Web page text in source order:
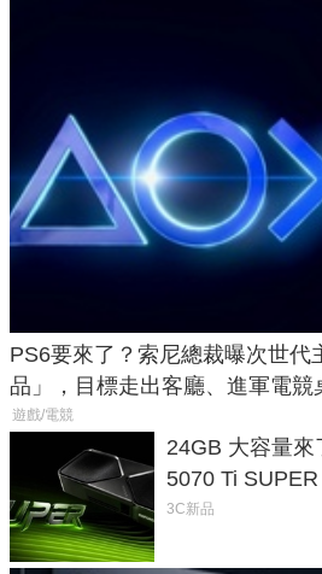
PS6要來了？索尼總裁曝次世代
品」，目標走出客廳、進軍電競
遊戲/電競
24GB 大容量
5070 Ti
功耗、上市時間
3C新品